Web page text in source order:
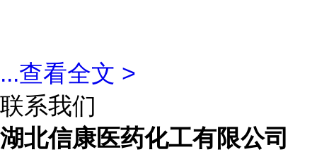
...查看全文 >
联系我们
湖北信康医药化工有限公司